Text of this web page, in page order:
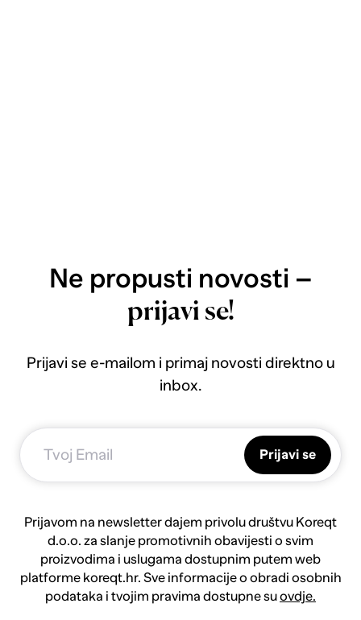
Ne propusti novosti –
prijavi se!
Prijavi se e-mailom i primaj novosti direktno u
inbox.
Prijavi se
Prijavom na newsletter dajem privolu društvu Koreqt
d.o.o. za slanje promotivnih obavijesti o svim
proizvodima i uslugama dostupnim putem web
platforme koreqt.hr. Sve informacije o obradi osobnih
podataka i tvojim pravima dostupne suovdje.